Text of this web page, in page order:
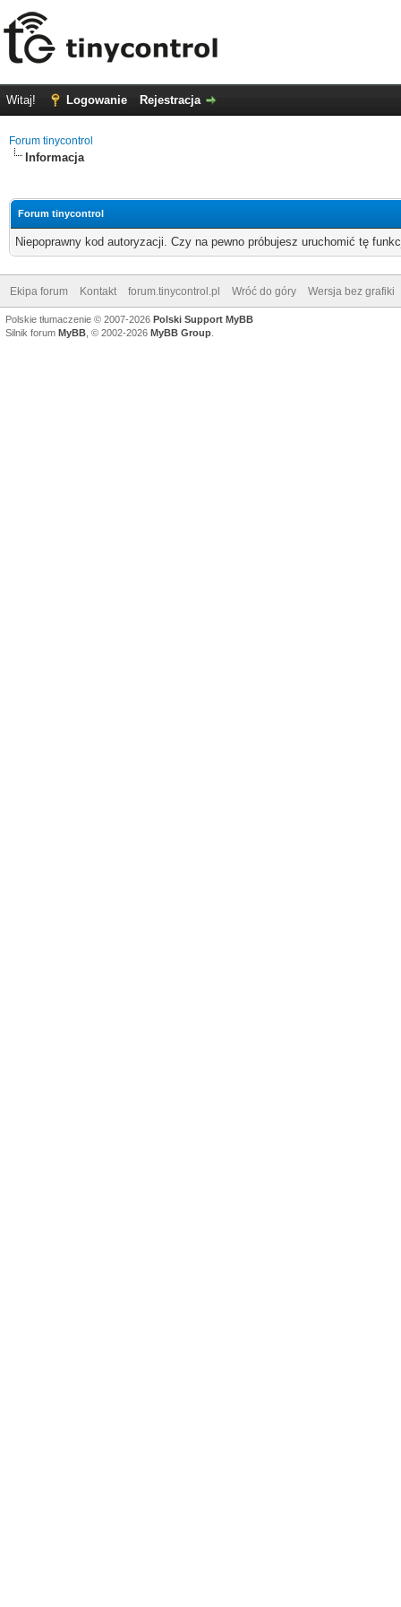
Witaj! Logowanie Rejestracja
Forum tinycontrol
Informacja
Forum tinycontrol
Niepoprawny kod autoryzacji. Czy na pewno próbujesz uruchomić tę
Ekipa forum Kontakt forum.tinycontrol.pl Wróć do góry Wersja bez grafiki
Polskie tłumaczenie © 2007-2026 Polski Support MyBB
Silnik forum MyBB , © 2002-2026 MyBB Group